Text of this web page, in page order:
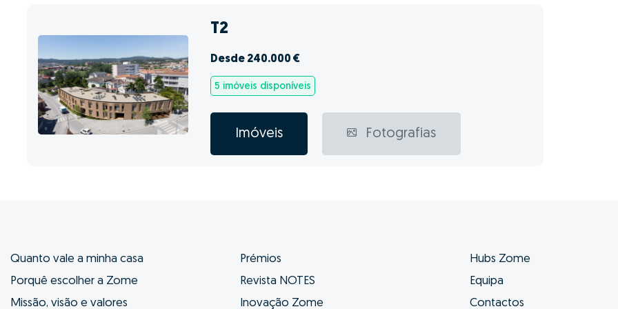
T2
Desde 240.000 €
5 imóveis disponíveis
Imóveis Fotografias
Quanto vale a minha casa
Porquê escolher a Zome
Missão, visão e valores
Prémios
Revista NOTES
Inovação Zome
Hubs Zome
Equipa
Contactos